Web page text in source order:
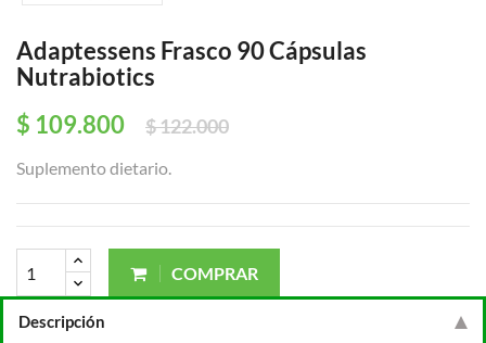
Adaptessens Frasco 90 Cápsulas
Nutrabiotics
$ 109.800
$ 122.000
Suplemento dietario.
COMPRAR
Descripción